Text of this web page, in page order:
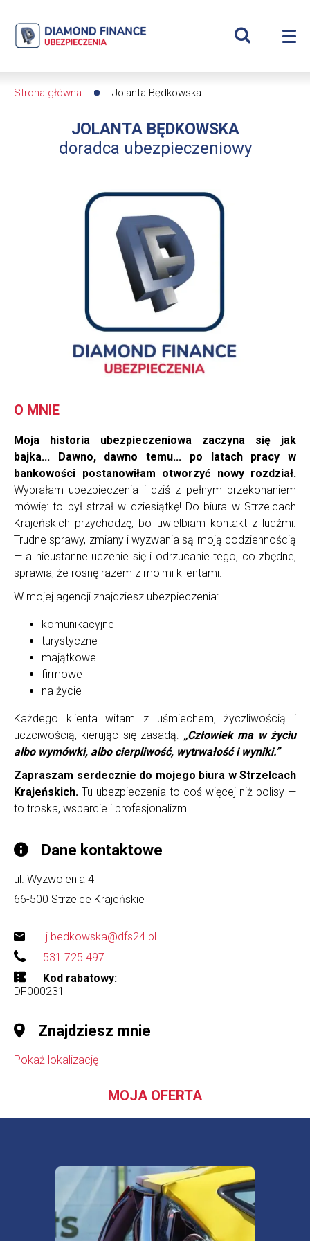
Jolanta
Diamond
Finance
Wyświetl
nawigacyjna
Strona główna Jolanta Będkowska
JOLANTA BĘDKOWSKA
doradca ubezpieczeniowy
O MNIE
Moja historia ubezpieczeniowa zaczyna się jak
bajka... Dawno, dawno temu... po latach pracy w
bankowości postanowiłam otworzyć nowy rozdział.
Wybrałam ubezpieczenia i dziś z pełnym przekonaniem
mówię: to był strzał w dziesiątkę! Do biura w Strzelcach
Krajeńskich przychodzę, bo uwielbiam kontakt z ludźmi.
Trudne sprawy, zmiany i wyzwania są moją codziennością
— a nieustanne uczenie się i odrzucanie tego, co zbędne,
sprawia, że rosnę razem z moimi klientami.
W mojej agencji znajdziesz ubezpieczenia:
komunikacyjne
turystyczne
majątkowe
firmowe
na życie
Każdego klienta witam z uśmiechem, życzliwością i
uczciwością, kierując się zasadą: „Człowiek ma w życiu
albo wymówki, albo cierpliwość, wytrwałość i wyniki.”
Zapraszam serdecznie do mojego biura w Strzelcach
Krajeńskich. Tu ubezpieczenia to coś więcej niż polisy —
to troska, wsparcie i profesjonalizm.
Dane kontaktowe
ul. Wyzwolenia 4
66-500 Strzelce Krajeńskie
j.bedkowska@dfs24.pl
531 725 497
Kod rabatowy
DF000231
Znajdziesz mnie
Pokaż lokalizację
MOJA OFERTA